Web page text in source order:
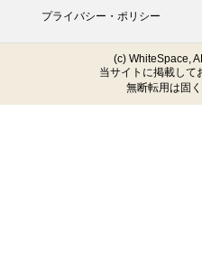
プライバシー・ポリシー
(c) WhiteSpace,
当サイトに掲載して
無断転用は固